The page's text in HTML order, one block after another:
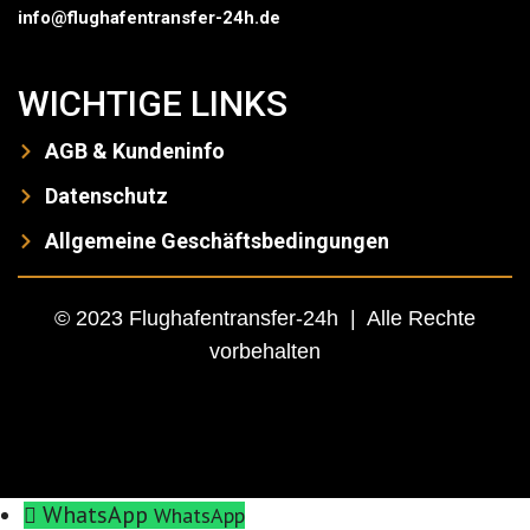
info@flughafentransfer-24h.de
WICHTIGE LINKS
AGB & Kundeninfo
Datenschutz
Allgemeine Geschäftsbedingungen
© 2023 Flughafentransfer-24h | Alle Rechte
vorbehalten
WhatsApp WhatsApp